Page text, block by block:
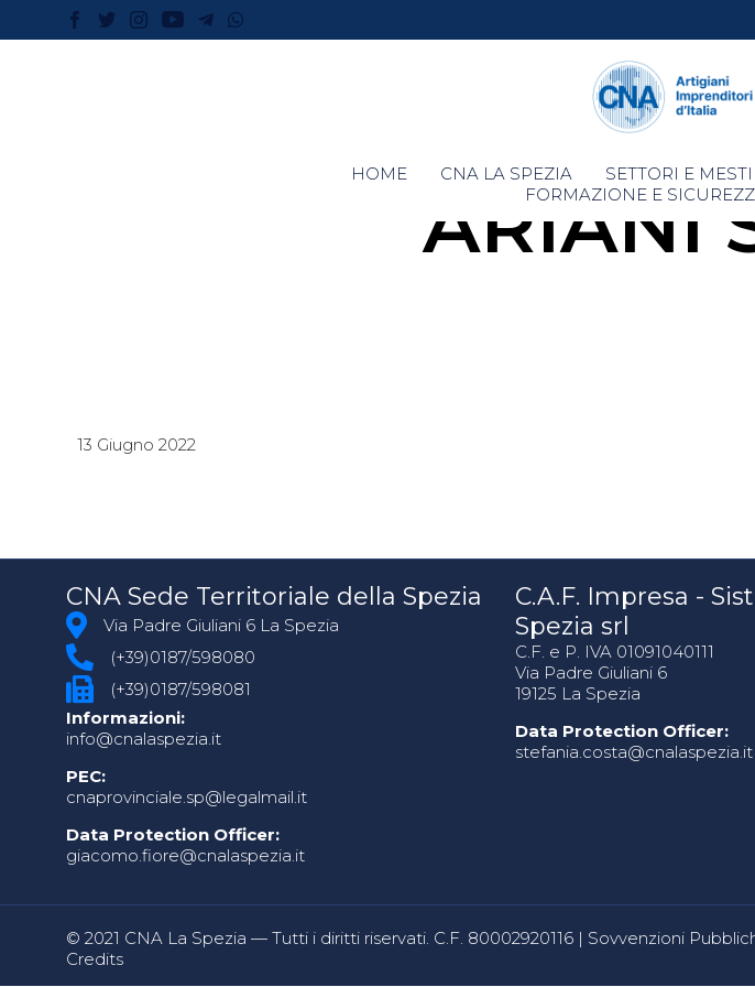
to
HOME CNA LA SPEZIA SETTORI E
FORMAZIONE E
ARIANI
13 Giugno 2022
CNA Sede Territoriale della Spezia
Via Padre Giuliani 6 La Spezia
(+39)0187/598080
(+39)0187/598081
Informazioni:
info@cnalaspezia.it
PEC:
cnaprovinciale.sp@legalmail.it
Data Protection Officer:
giacomo.fiore@cnalaspezia.it
C.A.F. Impresa -
Spezia srl
C.F. e P. IVA 01091040111
Via Padre Giuliani 6
19125 La Spezia
Data Protection Officer:
stefania.costa@cnalaspezia.it
© 2021 CNA La Spezia — Tutti i diritti riservati. C.F. 80002920116 | Sovvenzioni
Credits